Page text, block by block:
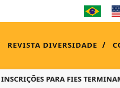
REVISTA DIVERSIDADE /
PARA FIES TERMINAM